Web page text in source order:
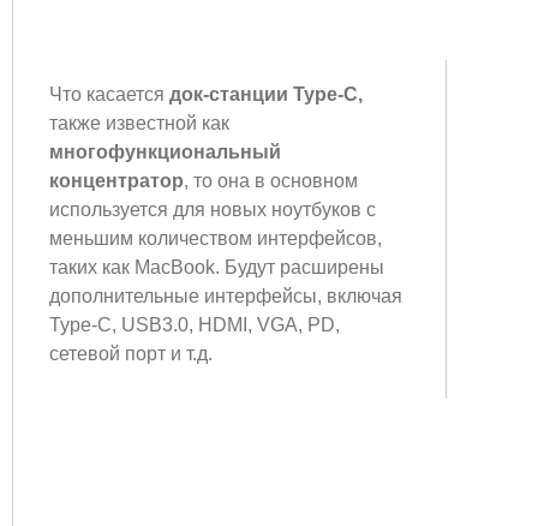
Что касается док-станции Type-C,
также известной как
многофункциональный
концентратор, то она в основном
используется для новых ноутбуков с
меньшим количеством интерфейсов,
таких как MacBook. Будут расширены
дополнительные интерфейсы, включая
Type-C, USB3.0, HDMI, VGA, PD,
сетевой порт и т.д.